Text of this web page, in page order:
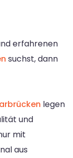
erfahrenen
suchst, dann
legen
und
mit
aus